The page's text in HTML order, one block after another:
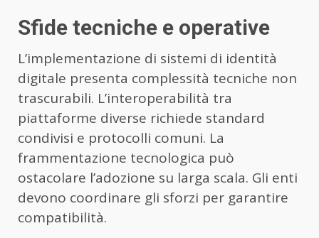
Sfide tecniche e operative
L’implementazione di sistemi di identità
digitale presenta complessità tecniche non
trascurabili. L’interoperabilità tra
piattaforme diverse richiede standard
condivisi e protocolli comuni. La
frammentazione tecnologica può
ostacolare l’adozione su larga scala. Gli enti
devono coordinare gli sforzi per garantire
compatibilità.